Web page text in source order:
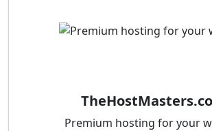
Premium hosting for your